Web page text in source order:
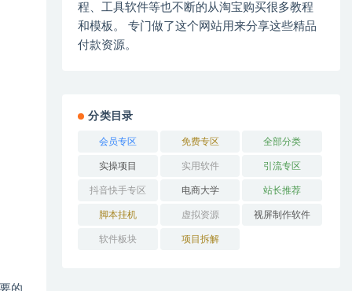
程、工具软件等也不断的从淘宝购买很多教程
和模板。 专门做了这个网站用来分享这些精品
付款资源。
分类目录
会员专区 免费专区 全部分类
实操项目 实用软件 引流专区
抖音快手专区 电商大学 站长推荐
脚本挂机 虚拟资源 视屏制作软件
软件板块 项目拆解